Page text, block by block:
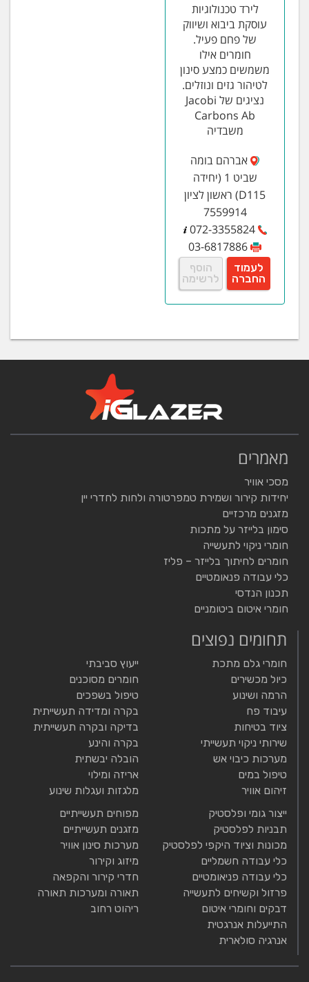
לירד טכנולוגיות
עוסקת ביבוא ושיווק
של פחם פעיל.
חומרים אילו
משמשים כמצע סינון
לטיהור גזים ונוזלים.
נציגים של Jacobi
Carbons Ab
משבדיה
אברהם בומה
שביט 1 (יחידה
D115) ראשון לציון
7559914
072-3355824
03-6817886
לעמוד
החברה
הוסף
לרשימה
מאמרים
מסכי אוויר
יחידות קירור ושמירת טמפרטורה ולחות לחדרי יין
מזגנים מרכזיים
סימון בלייזר על מתכות
חומרי ניקוי לתעשייה
חומרים לחיתוך בלייזר – פליז
כלי עבודה פנאומטיים
תכנון הנדסי
חומרי איטום ביטומניים
תחומים נפוצים
חומרי גלם מתכת
כיול מכשירים
הרמה ושינוע
עיבוד פח
ציוד בטיחות
שירותי ניקוי תעשייתי
מערכות כיבוי אש
טיפול במים
זיהום אוויר
ייעוץ סביבתי
חומרים מסוכנים
טיפול בשפכים
בקרה ומדידה תעשייתית
בדיקה ובקרה תעשייתית
בקרה והינע
הובלה יבשתית
אריזה ומילוי
מלגזות ועגלות שינוע
ייצור גומי ופלסטיק
תבניות לפלסטיק
מכונות וציוד היקפי לפלסטיק
כלי עבודה חשמליים
כלי עבודה פניאומטיים
פרזול וקשיחים לתעשייה
דבקים וחומרי איטום
התייעלות אנרגטית
אנרגיה סולארית
מפוחים תעשייתיים
מזגנים תעשייתיים
מערכות סינון אוויר
מיזוג וקירור
חדרי קירור והקפאה
תאורה ומערכות תאורה
ריהוט רחוב